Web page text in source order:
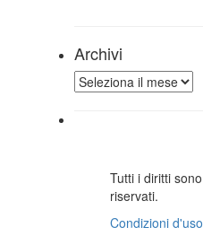
Archivi
Archivi
Tutti i diritti sono
riservati.
Condizioni d'uso